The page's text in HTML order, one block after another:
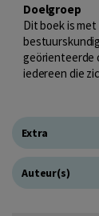
Doelgroep
Dit boek is
geörienteerde
iedereen die
Extra
Auteur(s)